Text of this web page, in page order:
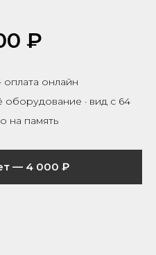
₽
оплата онлайн
оборудование · вид с 64
на память
— 4 000 ₽